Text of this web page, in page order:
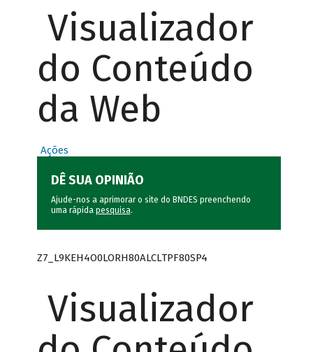
Visualizador
do Conteúdo
da Web
Ações
DÊ SUA OPINIÃO
Ajude-nos a aprimorar o site do BNDES preenchendo
uma rápida pesquisa.
Z7_L9KEH4O0LORH80ALCLTPF80SP4
Visualizador